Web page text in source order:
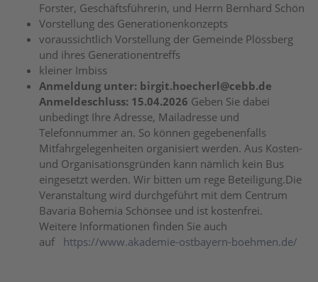
Forster, Geschäftsführerin, und Herrn Bernhard Schön
Vorstellung des Generationenkonzepts
voraussichtlich Vorstellung der Gemeinde Plössberg
und ihres Generationentreffs
kleiner Imbiss
Anmeldung unter: birgit.hoecherl@cebb.de
Anmeldeschluss: 15.04.2026 Geben Sie dabei
unbedingt Ihre Adresse, Mailadresse und
Telefonnummer an. So können gegebenenfalls
Mitfahrgelegenheiten organisiert werden. Aus Kosten-
und Organisationsgründen kann nämlich kein Bus
eingesetzt werden. Wir bitten um rege Beteiligung.Die
Veranstaltung wird durchgeführt mit dem Centrum
Bavaria Bohemia Schönsee und ist kostenfrei.
Weitere Informationen finden Sie auch
auf https://www.akademie-ostbayern-boehmen.de/